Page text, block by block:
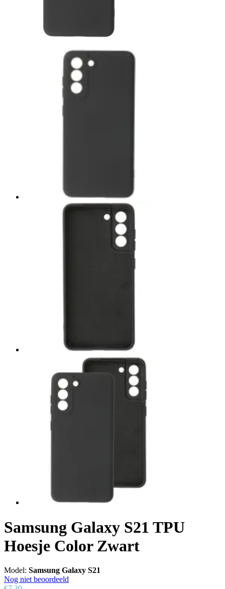
Samsung Galaxy S21 TPU
Hoesje Color Zwart
Model: Samsung Galaxy S21
Nog niet beoordeeld